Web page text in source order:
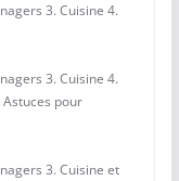
3. Cuisine 4.
3. Cuisine 4.
pour
3. Cuisine et